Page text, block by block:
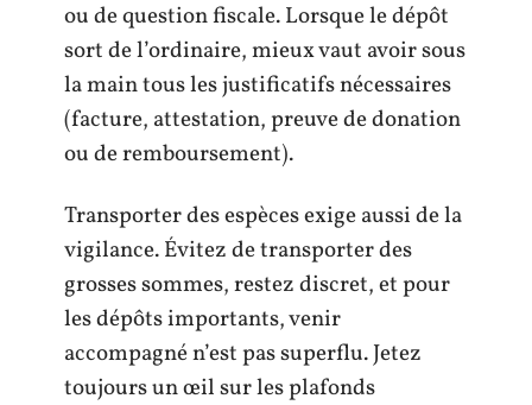
ou de question fiscale. Lorsque le dépôt
sort de l’ordinaire, mieux vaut avoir sous
la main tous les justificatifs nécessaires
(facture, attestation, preuve de donation
ou de remboursement).
Transporter des espèces exige aussi de la
vigilance. Évitez de transporter des
grosses sommes, restez discret, et pour
les dépôts importants, venir
accompagné n’est pas superflu. Jetez
toujours un œil sur les plafonds